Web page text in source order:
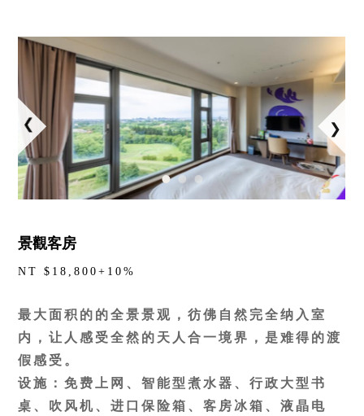
景觀客房
NT $18,800+10%
最大面积的的全景景观，彷佛自然完全纳入室
内，让人感受全然的天人合一境界，是难得的渡
假感受。
设施：免费上网、智能型煮水器、行政大型书
桌、吹风机、进口保险箱、客房冰箱、液晶电